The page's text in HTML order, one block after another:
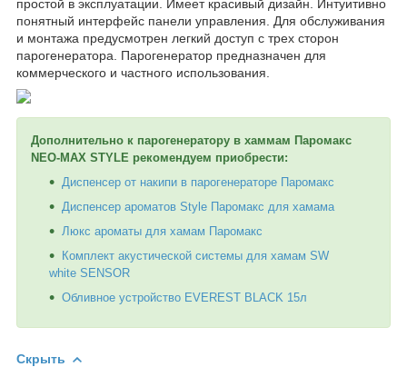
простой в эксплуатации. Имеет красивый дизайн. Интуитивно
понятный интерфейс панели управления. Для обслуживания
и монтажа предусмотрен легкий доступ с трех сторон
парогенератора. Парогенератор предназначен для
коммерческого и частного использования.
Дополнительно к парогенератору в хаммам Паромакс
NEO-MAX STYLE рекомендуем приобрести:
Диспенсер от накипи в парогенераторе Паромакс
Диспенсер ароматов Style Паромакс для хамама
Люкс ароматы для хамам Паромакс
Комплект акустической системы для хамам SW
white SENSOR
Обливное устройство EVEREST BLACK 15л
Скрыть